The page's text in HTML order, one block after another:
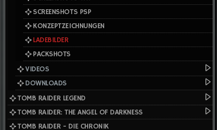
SCREENSHOTS PSP
KONZEPTZEICHNUNGEN
LADEBILDER
PACKSHOTS
VIDEOS
DOWNLOADS
TOMB RAIDER LEGEND
TOMB RAIDER: THE ANGEL OF DARKNESS
TOMB RAIDER - DIE CHRONIK